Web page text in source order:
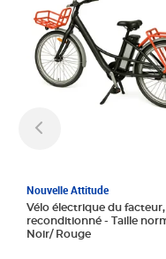
Nouvelle Attitude
Vélo électrique du facteur,
reconditionné - Taille normale -
Noir/ Rouge